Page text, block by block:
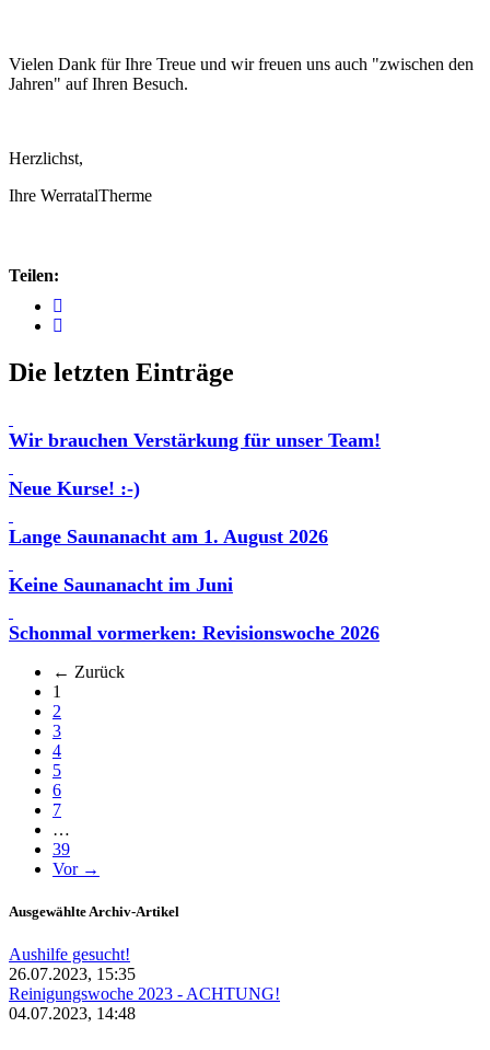
Vielen Dank für Ihre Treue und wir freuen uns auch "zwischen den
Jahren" auf Ihren Besuch.
Herzlichst,
Ihre WerratalTherme
Teilen:
Die letzten Einträge
Wir brauchen Verstärkung für unser Team!
Neue Kurse! :-)
Lange Saunanacht am 1. August 2026
Keine Saunanacht im Juni
Schonmal vormerken: Revisionswoche 2026
← Zurück
1
2
3
4
5
6
7
…
39
Vor →
Ausgewählte Archiv-Artikel
Aushilfe gesucht!
26.07.2023, 15:35
Reinigungswoche 2023 - ACHTUNG!
04.07.2023, 14:48